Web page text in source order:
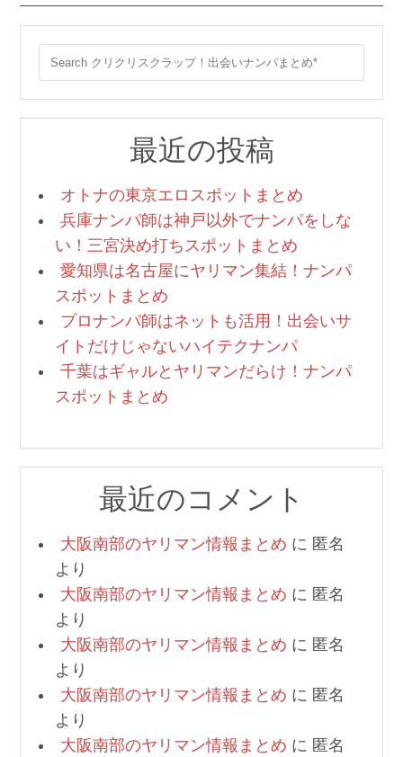
最近の投稿
オトナの東京エロスポットまとめ
兵庫ナンパ師は神戸以外でナンパをしな
い！三宮決め打ちスポットまとめ
愛知県は名古屋にヤリマン集結！ナンパ
スポットまとめ
プロナンパ師はネットも活用！出会いサ
イトだけじゃないハイテクナンパ
千葉はギャルとヤリマンだらけ！ナンパ
スポットまとめ
最近のコメント
大阪南部のヤリマン情報まとめ に 匿名
より
大阪南部のヤリマン情報まとめ に 匿名
より
大阪南部のヤリマン情報まとめ に 匿名
より
大阪南部のヤリマン情報まとめ に 匿名
より
大阪南部のヤリマン情報まとめ に 匿名